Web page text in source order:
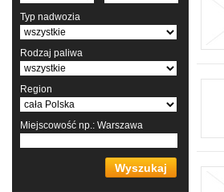
Typ nadwozia
Rodzaj paliwa
Region
Miejscowość np.: Warszawa